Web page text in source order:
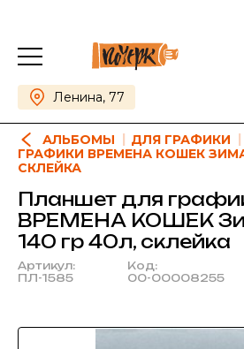
Ленина, 77
АЛЬБОМЫ ДЛЯ ГРАФИКИ
ГРАФИКИ ВРЕМЕНА КОШЕК
СКЛЕЙКА
Планшет для
ВРЕМЕНА КОШЕК
140 гр 40л, склейка
Артикул:
ПЛ-1585
Код:
00-00008255